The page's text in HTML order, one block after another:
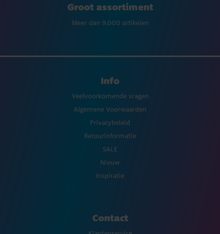
Groot assortiment
Meer dan 9.000 artikelen
Info
Veelvoorkomende vragen
Algemene Voorwaarden
Privacybeleid
Retourinformatie
SALE
Nieuw
Inspiratie
Contact